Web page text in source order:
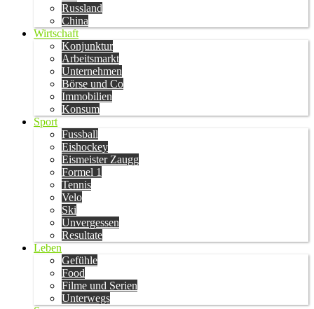
Russland
China
Wirtschaft
Konjunktur
Arbeitsmarkt
Unternehmen
Börse und Co
Immobilien
Konsum
Sport
Fussball
Eishockey
Eismeister Zaugg
Formel 1
Tennis
Velo
Ski
Unvergessen
Resultate
Leben
Gefühle
Food
Filme und Serien
Unterwegs